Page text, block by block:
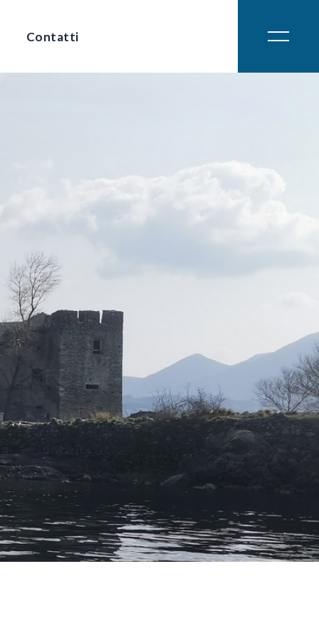
Contatti